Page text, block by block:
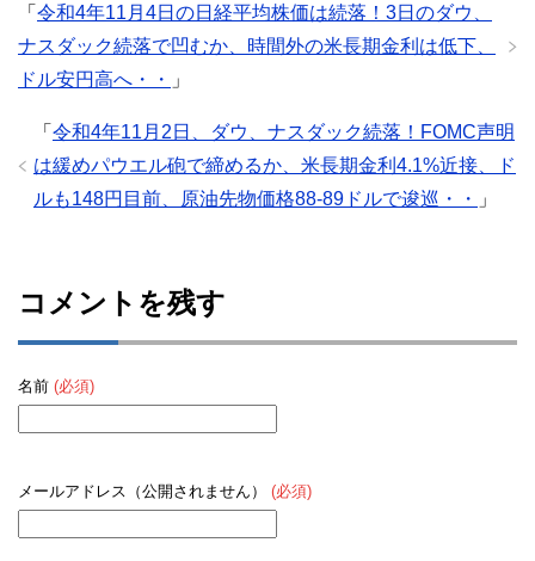
「 令和4年11月4日の日経平均株価は続落！3日のダウ、
ナスダック続落で凹むか、時間外の米長期金利は低下、
ドル安円高へ・・
」
「 令和4年11月2日、ダウ、ナスダック続落！FOMC声明
は緩めパウエル砲で締めるか、米長期金利4.1%近接、ド
ルも148円目前、原油先物価格88-89ドルで逡巡・・
」
コメントを残す
名前 (必須)
メールアドレス（公開されません） (必須)